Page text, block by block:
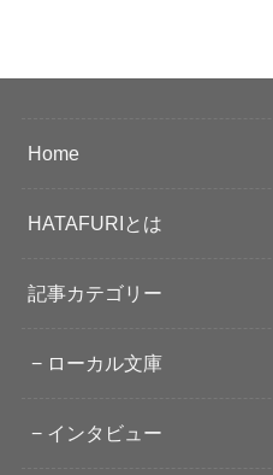
Home
HATAFURIとは
記事カテゴリー
ローカル文庫
インタビュー